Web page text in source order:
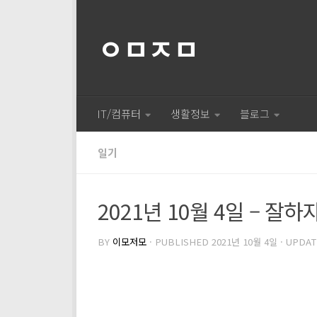
ㅇㅁㅈㅁ
IT/컴퓨터 생활정보 블로그
일기
2021년 10월 4일 – 잘하
BY 이모저모 · PUBLISHED 2021년 10월 4일 ·